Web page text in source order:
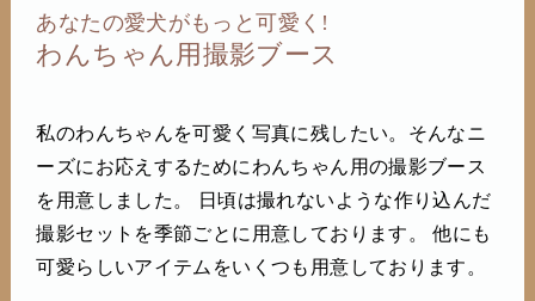
あなたの愛犬がもっと可愛く!
わんちゃん用撮影ブース
私のわんちゃんを可愛く写真に残したい。そんなニ
ーズにお応えするためにわんちゃん用の撮影ブース
を用意しました。 日頃は撮れないような作り込んだ
撮影セットを季節ごとに用意しております。 他にも
可愛らしいアイテムをいくつも用意しております。